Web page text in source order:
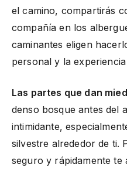
el camino, compartirás
compañía en los
caminantes eligen
personal y la
Las partes que dan
denso bosque antes del
intimidante,
silvestre alrededor de ti.
seguro y rápidamente te